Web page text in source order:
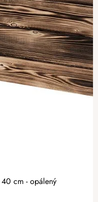
cm - opálený